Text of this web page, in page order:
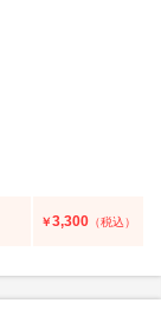
￥3,300 （税込）